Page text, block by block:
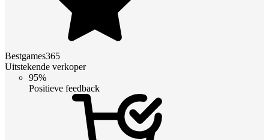
Bestgames365
Uitstekende verkoper
95%
Positieve feedback